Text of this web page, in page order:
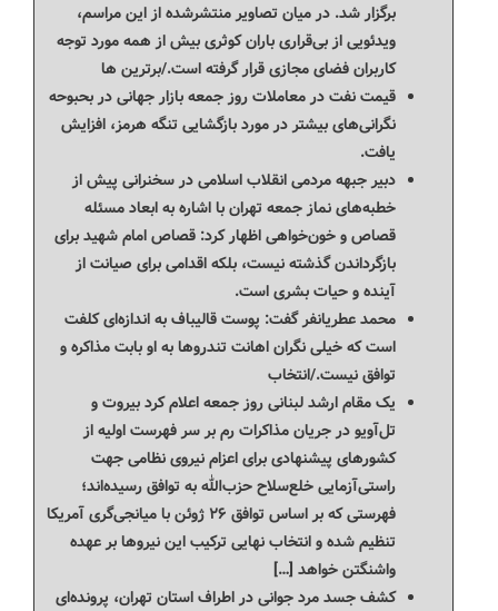
برگزار شد. در میان تصاویر منتشرشده از این مراسم،
ویدئویی از بی‌قراری باران کوثری بیش از همه مورد توجه
کاربران فضای مجازی قرار گرفته است./برترین ها
قیمت نفت در معاملات روز جمعه بازار جهانی در بحبوحه
نگرانی‌های بیشتر در مورد بازگشایی تنگه هرمز، افزایش
یافت.
دبیر جبهه مردمی انقلاب اسلامی در سخنرانی پیش از
خطبه‌های نماز جمعه تهران با اشاره به ابعاد مسئله
قصاص و خون‌خواهی اظهار کرد: قصاص امام شهید برای
بازگرداندن گذشته نیست، بلکه اقدامی برای صیانت از
آینده و حیات بشری است.
محمد عطریانفر گفت: پوست قالیباف به اندازه‌ای کلفت
است که خیلی نگران اهانت تندروها به او بابت مذاکره و
توافق نیست./انتخاب
یک مقام ارشد لبنانی روز جمعه اعلام کرد بیروت و
تل‌آویو در جریان مذاکرات رم بر سر فهرست اولیه از
کشورهای پیشنهادی برای اعزام نیروی نظامی جهت
راستی‌آزمایی خلع‌سلاح حزب‌الله به توافق رسیده‌اند؛
فهرستی که بر اساس توافق ۲۶ ژوئن با میانجی‌گری آمریکا
تنظیم شده و انتخاب نهایی ترکیب این نیروها بر عهده
واشنگتن خواهد […]
کشف جسد مرد جوانی در اطراف استان تهران، پرونده‌ای